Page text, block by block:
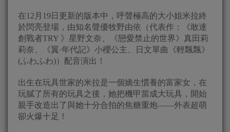
在12月19日更新的版本中，呼聲極高的大小姐米拉終
於閃亮登場，由知名聲優牧野由依（代表作：《敢達
創戰者TRY 》星野文奈、《戀愛禁止的世界》真田莉
莉奈、《翼·年代記》小櫻公主、日文單曲《輕飄飄》
(ふわふわ)）配音演出！
出生在玩具世家的米拉是一個嬌生慣養的富家女，在
玩膩了所有的玩具之後，她把機甲當成大玩具，開始
親手改造出了與她十分合拍的焦糖重炮——外表超萌
卻火爆十足！